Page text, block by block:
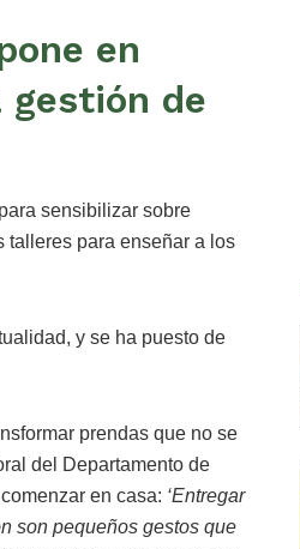
en
gestión de
sensibilizar sobre
talleres para enseñar a los
y se ha puesto de
prendas que no se
del Departamento de
en casa: ‘Entregar
son pequeños gestos que